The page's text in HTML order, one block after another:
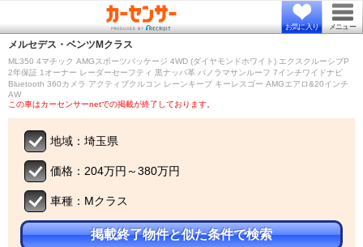
お気に入り メニュー
メルセデス・ベンツMクラス
ML350 4マチック AMGスポーツパッケージ 4WD (ダイヤモンドホワイト) エクスクルーシブP
2年保証 1オーナー レーダーセーフティ 黒ナッパ革 パノラマサンルーフ 7インチワイドナビ
Bluetooth 360カメラ アクティブクルコン レーンキープ キーレスゴー AMGエアロ&20インチ
AW
この車はカーセンサーnetでの掲載が終了しております。
地域：埼玉県
価格：204万円～380万円
車種：Mクラス
掲載終了物件と似た条件で検索